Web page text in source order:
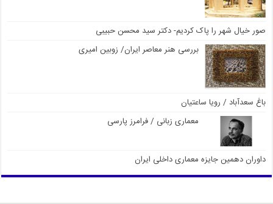
صور خیال شهر را پاک کردیم- دکتر سید محسن حبیبی
بررسی هنر معاصر ایران/ زوبین امیری
باغ سعدآباد / رویا ساعتیان
معماری زبانی / فرامرز پارسی
داوران دهمین جایزه معماری داخلی ایران